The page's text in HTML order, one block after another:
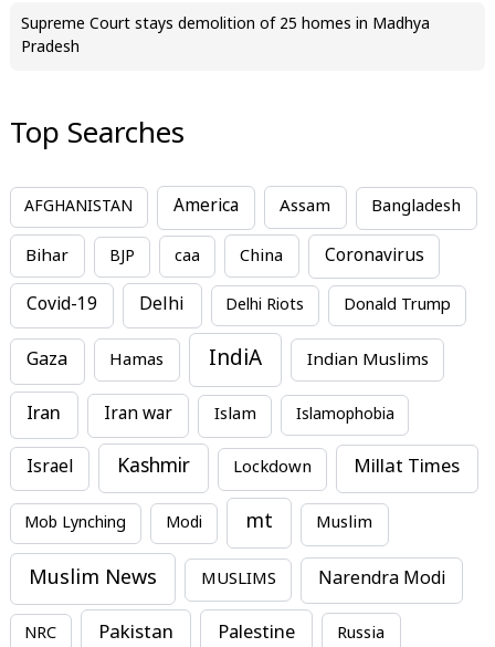
Supreme Court stays demolition of 25 homes in Madhya
Pradesh
Top Searches
AFGHANISTAN America Assam Bangladesh
Bihar BJP caa China Coronavirus
Covid-19 Delhi Delhi Riots Donald Trump
Gaza Hamas IndiA Indian Muslims
Iran Iran war Islam Islamophobia
Israel Kashmir Lockdown Millat Times
Mob Lynching Modi mt Muslim
Muslim News MUSLIMS Narendra Modi
NRC Pakistan Palestine Russia